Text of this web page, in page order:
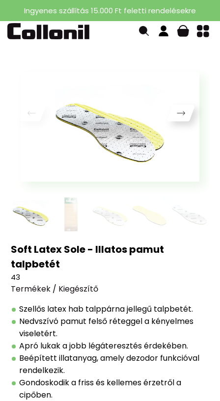
Ingyenes szállítás 15.000 Ft feletti rendelésekre
Soft Latex Sole - Illatos pamut
talpbetét
43
Termékek / Kiegészítő
Szellős latex hab talppárna jellegű talpbetét.
Nedvszívó pamut felső réteggel a kényelmes
viseletért.
Apró lukak a jobb légáteresztés érdekében.
Beépített illatanyag, amely dezodor funkcióval
rendelkezik.
Gondoskodik a friss és kellemes érzetről a
cipőben.